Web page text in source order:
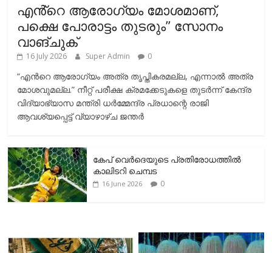
എൻ്റെ ആരോഗ്യം മോശമാണ്,
പക്ഷെ പോരാട്ടം തുടരും” സോനം
വാങ്ചുക്
16 July 2026 Super Admin 0
“എന്‍റെ ആരോഗ്യം അത്ര തൃപ്തികരമല്ല, എന്നാൽ അത്ര
മോശവുമല്ല.” നീറ്റ് പരീക്ഷ ക്രമക്കേടുകളെ തുടർന്ന് കേന്ദ്ര
വിദ്യാഭ്യാസ മന്ത്രി ധർമ്മേന്ദ്ര പ്രധാന്റെ രാജി
ആവശ്യപ്പെട്ട് വ്യാഴാഴ്ച ജന്തർ
കേപ് വെര്‍ദെയുടെ പ്രതിരോധത്തില്‍
കാലിടറി ചെമ്പട
16 June 2026 0